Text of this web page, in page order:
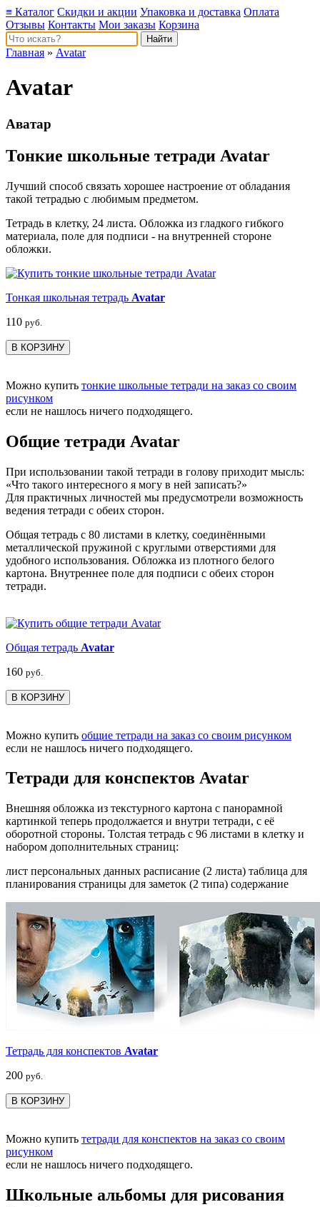
≡ Каталог Скидки и акции Упаковка и доставка Оплата
Отзывы Контакты Мои заказы Корзина
Главная » Avatar
Avatar
Аватар
Тонкие школьные тетради Avatar
Лучший способ связать хорошее настроение от обладания
такой тетрадью c любимым предметом.
Тетрадь в клетку, 24 листа. Обложка из гладкого гибкого
материала, поле для подписи - на внутренней стороне
обложки.
Тонкая школьная тетрадь Avatar
110 руб.
В КОРЗИНУ
Можно купить тонкие школьные тетради на заказ со своим
рисунком
если не нашлось ничего подходящего.
Общие тетради Avatar
При использовании такой тетради в голову приходит мысль:
«Что такого интересного я могу в ней записать?»
Для практичных личностей мы предусмотрели возможность
ведения тетради с обеих сторон.
Общая тетрадь с 80 листами в клетку, соединёнными
металлической пружиной с круглыми отверстиями для
удобного использования. Обложка из плотного белого
картона. Внутреннее поле для подписи с обеих сторон
тетради.
Общая тетрадь Avatar
160 руб.
В КОРЗИНУ
Можно купить общие тетради на заказ со своим рисунком
если не нашлось ничего подходящего.
Тетради для конспектов Avatar
Внешняя обложка из текстурного картона с панорамной
картинкой теперь продолжается и внутри тетради, с её
оборотной стороны. Толстая тетрадь с 96 листами в клетку и
набором дополнительных страниц:
лист персональных данных расписание (2 листа) таблица для
планирования страницы для заметок (2 типа) содержание
Тетрадь для конспектов Avatar
200 руб.
В КОРЗИНУ
Можно купить тетради для конспектов на заказ со своим
рисунком
если не нашлось ничего подходящего.
Школьные альбомы для рисования